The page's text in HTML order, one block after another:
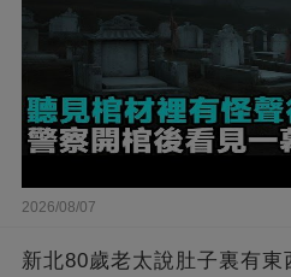
2026/08/07
新北80歲老太說肚子裏有